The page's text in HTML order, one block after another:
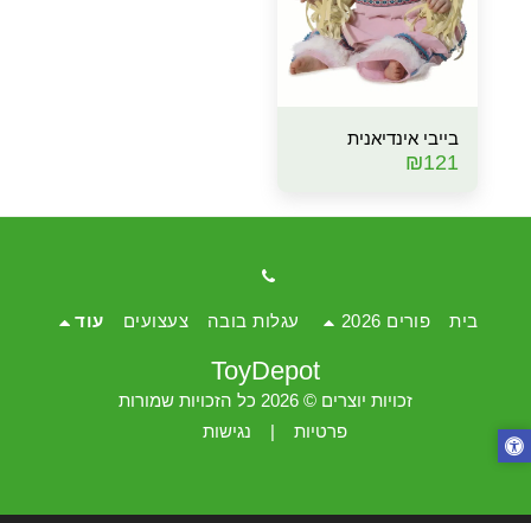
בייבי אינדיאנית
₪121
ToyDepot
זכויות יוצרים © 2026 כל הזכויות שמורות
פרטיות
נגישות
בית פורים 2026 עגלות בובה צעצועים עוד